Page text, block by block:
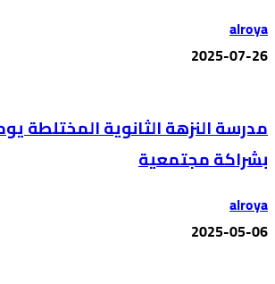
alroya
2025-07-26
مدرسة النزهة الثانوية المختلطة
بشراكة مجتمعية
alroya
2025-05-06